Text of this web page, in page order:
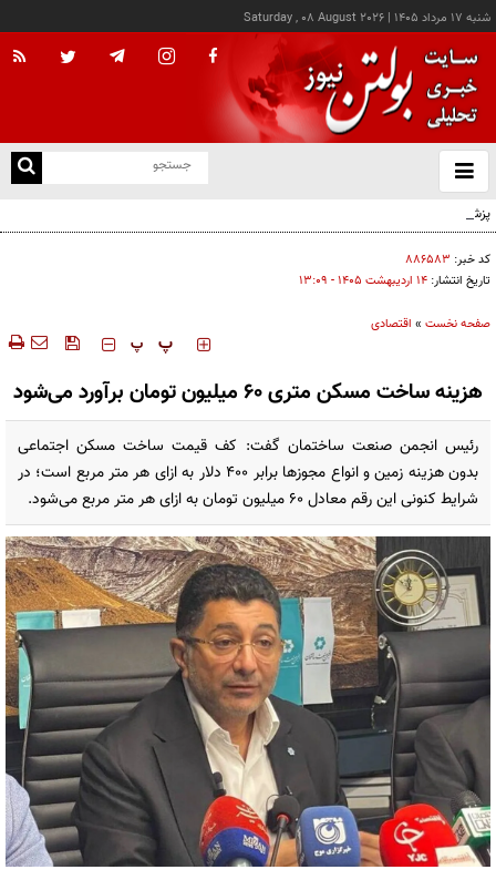
شنبه ۱۷ مرداد ۱۴۰۵ |
Saturday , 08 August 2026
باز
و
پزشکیان: خدمت بی‌منت و مشارکت مردمی، پایه حل مشکلات کشور است
کد خبر: ۸۸۶۵۸۳
تاریخ انتشار: ۱۴ ارديبهشت ۱۴۰۵ - ۱۳:۰۹
صفحه نخست » اقتصادی
‍‍‍ پ پ
هزینه ساخت مسکن متری ۶۰ میلیون تومان برآورد می‌شود
رئیس انجمن صنعت ساختمان گفت: کف قیمت ساخت مسکن اجتماعی
بدون هزینه زمین و انواع مجوزها برابر ۴۰۰ دلار به ازای هر متر مربع است؛ در
شرایط کنونی این رقم معادل ۶۰ میلیون تومان به ازای هر متر مربع می‌شود.